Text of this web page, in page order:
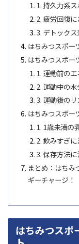
1. 持久力系
2. 疲労回復
3. デトック
はちみつスポー
はちみつスポー
1. 運動前の
2. 運動中の
3. 運動後の
はちみつスポー
1. 1歳未満の
2. 飲みすぎ
3. 保存方法に
まとめ：はちみ
ギーチャージ！
はちみつスポ